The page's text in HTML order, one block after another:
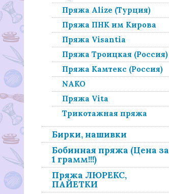
Пряжа Alize (Турция)
Пряжа ПНК им Кирова
Пряжа Visantia
Пряжа Троицкая (Россия)
Пряжа Камтекс (Россия)
NAKO
Пряжа Vita
Трикотажная пряжа
Бирки, нашивки
Бобинная пряжа (Цена за
1 грамм!!!)
Пряжа ЛЮРЕКС,
ПАЙЕТКИ